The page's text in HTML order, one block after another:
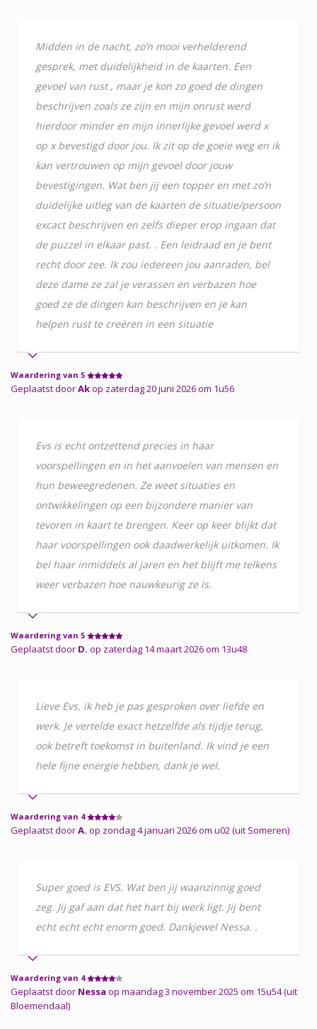
Midden in de nacht, zo’n mooi verhelderend
gesprek, met duidelijkheid in de kaarten. Een
gevoel van rust , maar je kon zo goed de dingen
beschrijven zoals ze zijn en mijn onrust werd
hierdoor minder en mijn innerlijke gevoel werd x
op x bevestigd door jou. Ik zit op de goeie weg en ik
kan vertrouwen op mijn gevoel door jouw
bevestigingen. Wat ben jij een topper en met zo’n
duidelijke uitleg van de kaarten de situatie/persoon
excact beschrijven en zelfs dieper erop ingaan dat
de puzzel in elkaar past. . Een leidraad en je bent
recht door zee. Ik zou iedereen jou aanraden, bel
deze dame ze zal je verassen en verbazen hoe
goed ze de dingen kan beschrijven en je kan
helpen rust te creëren in een situatie
Waardering van 5
Geplaatst doorAkop zaterdag 20 juni 2026 om 1u56
Evs is echt ontzettend precies in haar
voorspellingen en in het aanvoelen van mensen en
hun beweegredenen. Ze weet situaties en
ontwikkelingen op een bijzondere manier van
tevoren in kaart te brengen. Keer op keer blijkt dat
haar voorspellingen ook daadwerkelijk uitkomen. Ik
bel haar inmiddels al jaren en het blijft me telkens
weer verbazen hoe nauwkeurig ze is.
Waardering van 5
Geplaatst door D. op zaterdag 14 maart 2026 om 13u48
Lieve Evs, ik heb je pas gesproken over liefde en
werk. Je vertelde exact hetzelfde als tijdje terug,
ook betreft toekomst in buitenland. Ik vind je een
hele fijne energie hebben, dank je wel.
Waardering van 4
Geplaatst doorA. op zondag 4 januari 2026 om u02 (uit Someren)
Super goed is EVS. Wat ben jij waanzinnig goed
zeg. Jij gaf aan dat het hart bij werk ligt. Jij bent
echt echt echt enorm goed. Dankjewel Nessa. .
Waardering van 4
Geplaatst door Nessa op maandag 3 november 2025 om 15u54 (uit
Bloemendaal)